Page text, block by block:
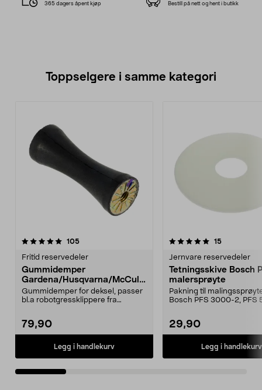
365 dagers åpent kjøp Bestill på nett og hent i butikk
Toppselgere i samme kategori
105anmeldelser
Fritid reservedeler
Gummidemper
Gardena/Husqvarna/McCullo
ch/Flymo
Gummidemper for deksel, passer
bl.a robotgressklippere fra
79,90
Legg i handlekurv
5.0 av 5 stjerner 15anmeldelser
Jernvare reservedeler
Tetningsskive Bosch
malersprøyte
Pakning til
Bosch PFS 3000-2, PFS
29,90
Legg i handlekurv
4.5 av 5 stjerner